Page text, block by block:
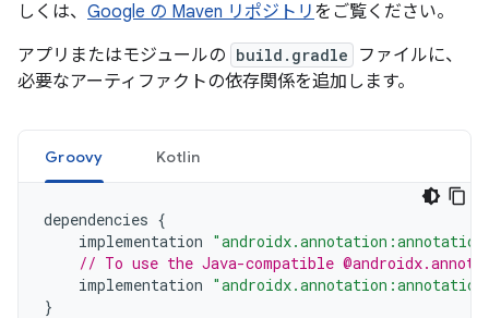
しくは、 Google の Maven リポジトリ をご覧ください。
アプリまたはモジュールの build.gradle
ファイルに、
必要なアーティファクトの依存関係を追加します。
Groovy Kotlin
dependencies {
implementation
// To use the Java-compatible
implementation
}